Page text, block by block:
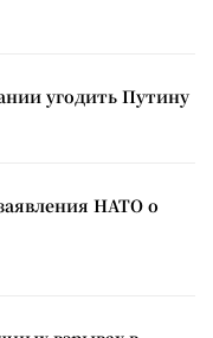
угодить Путину
НАТО о